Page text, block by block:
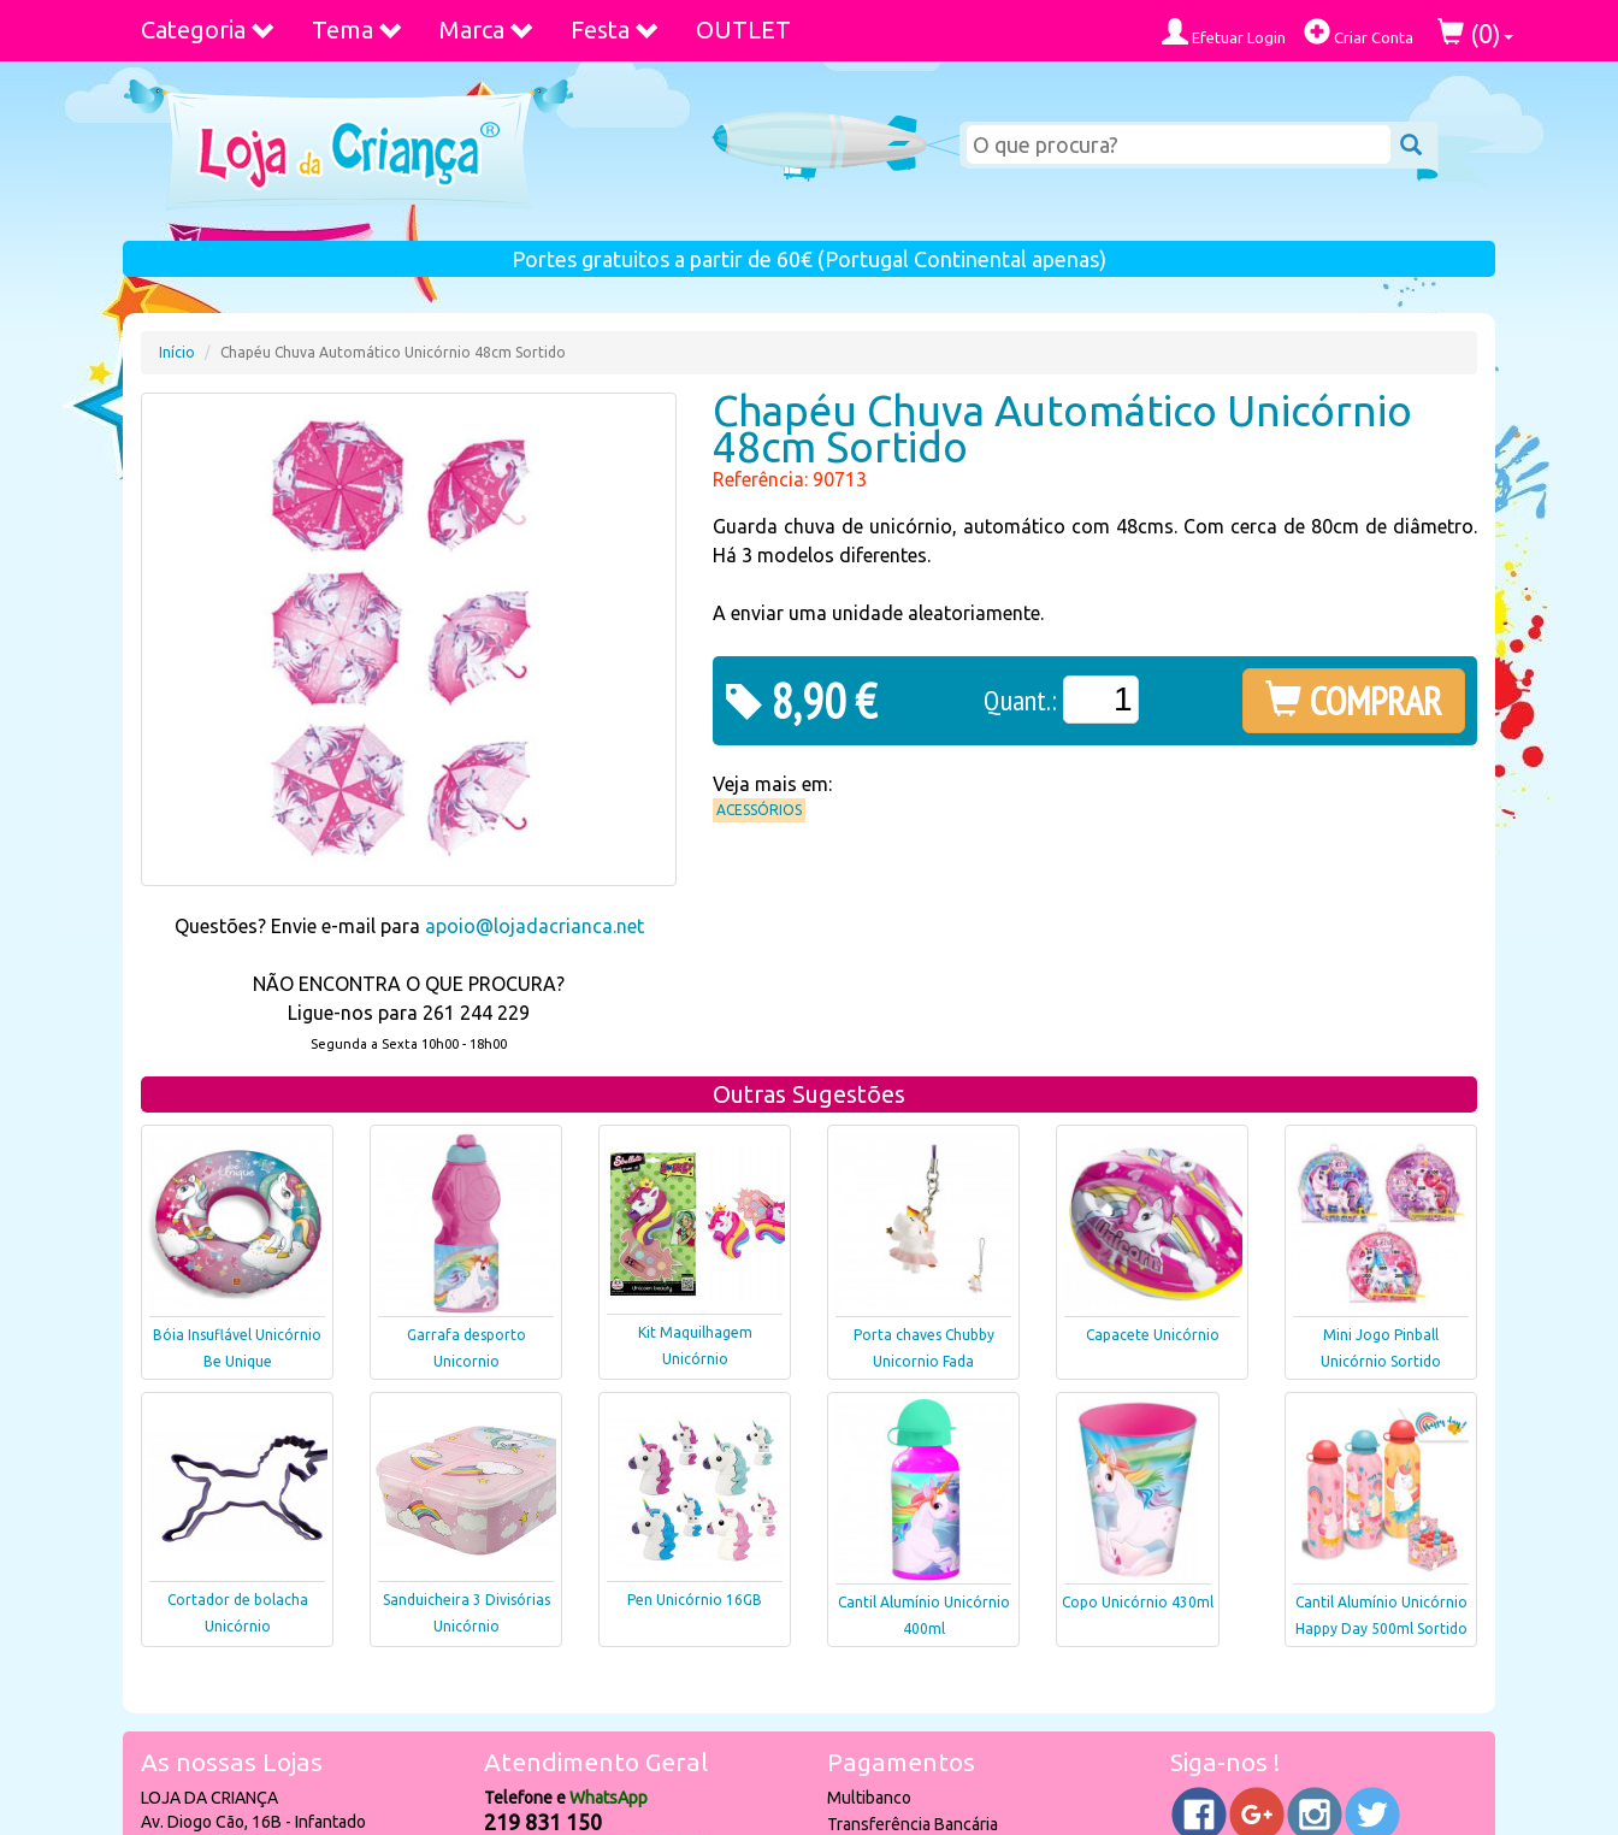
Categoria Tema Marca Festa OUTLET Efetuar Login Criar Conta (0)
Portes gratuitos a partir de 60€ (Portugal Continental apenas)
Início Chapéu Chuva Automático Unicórnio 48cm Sortido
Questões? Envie e-mail para apoio@lojadacrianca.net
NÃO ENCONTRA O QUE PROCURA?
Ligue-nos para 261 244 229
Segunda a Sexta 10h00 - 18h00
Chapéu Chuva Automático Unicórnio
48cm Sortido
Referência: 90713
Guarda chuva de unicórnio, automático com 48cms. Com cerca de 80cm de diâmetro.
Há 3 modelos diferentes.
A enviar uma unidade aleatoriamente.
8,90 € Quant.: COMPRAR
Veja mais em:
ACESSÓRIOS
Outras Sugestões
Bóia Insuflável Unicórnio
Be Unique
Garrafa desporto
Unicornio
Kit Maquilhagem
Unicórnio
Porta chaves Chubby
Unicornio Fada
Capacete Unicórnio
Mini Jogo Pinball
Unicórnio Sortido
Cortador de bolacha
Unicórnio
Sanduicheira 3 Divisórias
Unicórnio
Pen Unicórnio 16GB
Cantil Alumínio Unicórnio
400ml
Copo Unicórnio 430ml
Cantil Alumínio Unicórnio
Happy Day 500ml Sortido
As nossas Lojas
LOJA DA CRIANÇA
Av. Diogo Cão, 16B - Infantado
Atendimento Geral
Telefone eWhatsApp
219 831 150
Pagamentos
Multibanco
Transferência Bancária
Siga-nos !